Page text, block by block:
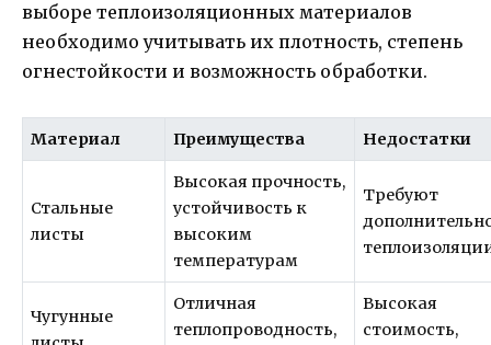
выборе теплоизоляционных материалов
необходимо учитывать их плотность, степень
огнестойкости и возможность обработки.
Материал Преимущества Недостатки
Стальные
листы
Высокая прочность,
устойчивость к
высоким
температурам
Требуют
Чугунные
Отличная
теплопроводность,
Высокая
стоимость,